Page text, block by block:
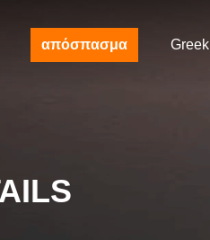
απόσπασμα Greek